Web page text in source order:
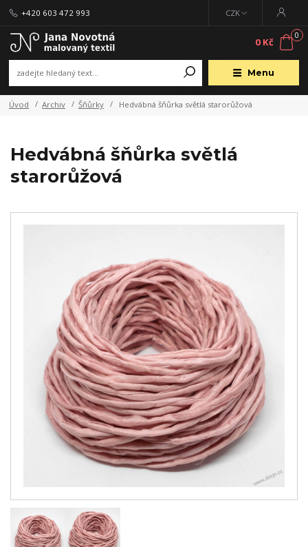
Menu
CZK
+420 603 472 993
0
0 Kč
Úvod Archiv Šňůrky Hedvábná šňůrka světlá starorůžová
Hedvábná šňůrka světlá
starorůžová